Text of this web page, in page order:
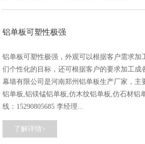
铝单板可塑性极强
铝单板可塑性极强，外观可以根据客户需求加
们个性化的目标，还可根据客户的要求加工成
幕墙有限公司是河南郑州铝单板生产厂家，主
铝单板,铝镁锰铝单板,仿木纹铝单板,仿石材铝
线：15290805685 李经理...
了解详情>